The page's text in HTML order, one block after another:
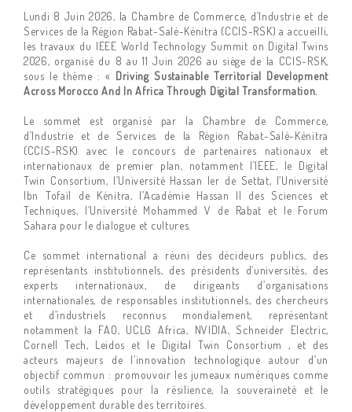
Lundi 8 Juin 2026, la Chambre de Commerce, d’Industrie et de
Services de la Région Rabat-Salé-Kénitra (CCIS-RSK) a accueilli,
les travaux du IEEE World Technology Summit on Digital Twins
2026, organisé du 8 au 11 Juin 2026 au siège de la CCIS-RSK,
sous le thème : « Driving Sustainable Territorial Development
Across Morocco And In Africa Through Digital Transformation.
Le sommet est organisé par la Chambre de Commerce,
d’Industrie et de Services de la Région Rabat-Salé-Kénitra
(CCIS-RSK) avec le concours de partenaires nationaux et
internationaux de premier plan, notamment l’IEEE, le Digital
Twin Consortium, l’Université Hassan Ier de Settat, l’Université
Ibn Tofaïl de Kénitra, l’Académie Hassan II des Sciences et
Techniques, l’Université Mohammed V de Rabat et le Forum
Sahara pour le dialogue et cultures.
Ce sommet international a réuni des décideurs publics, des
représentants institutionnels, des présidents d’universités, des
experts internationaux, de dirigeants d’organisations
internationales, de responsables institutionnels, des chercheurs
et d’industriels reconnus mondialement, représentant
notamment la FAO, UCLG Africa, NVIDIA, Schneider Electric,
Cornell Tech, Leidos et le Digital Twin Consortium , et des
acteurs majeurs de l’innovation technologique autour d’un
objectif commun : promouvoir les jumeaux numériques comme
outils stratégiques pour la résilience, la souveraineté et le
développement durable des territoires.